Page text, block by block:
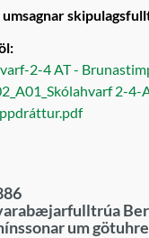
2-4 AT -
2-4-
um